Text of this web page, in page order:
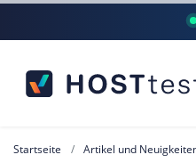
Startseite Artikel und